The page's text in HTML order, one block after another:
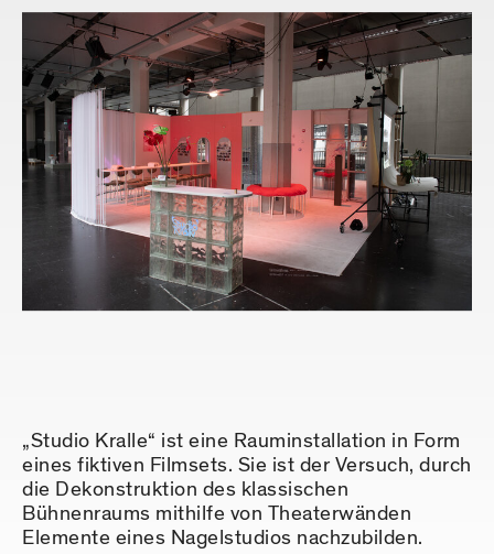
„Studio Kralle“ ist eine Rauminstallation in Form
eines fiktiven Filmsets. Sie ist der Versuch, durch
die Dekonstruktion des klassischen
Bühnenraums mithilfe von Theaterwänden
Elemente eines Nagelstudios nachzubilden.